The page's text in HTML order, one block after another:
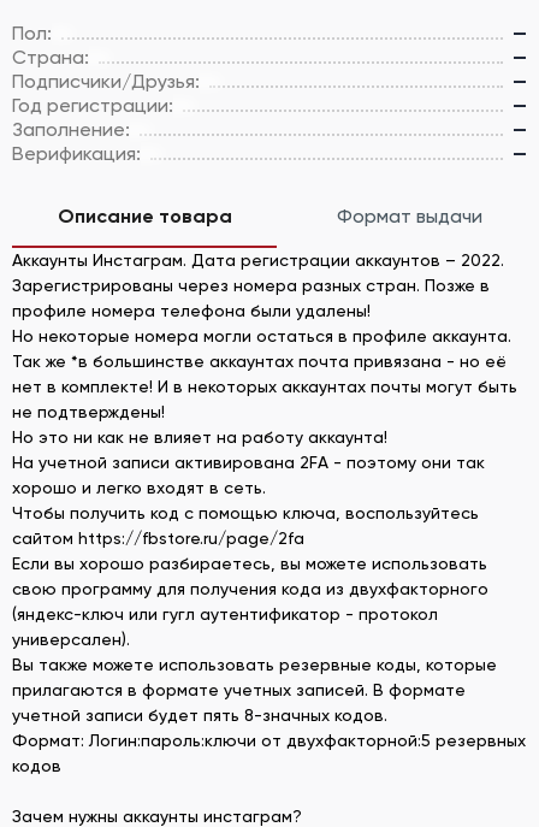
Пол:
—
Страна:
—
Подписчики/Друзья:
—
Год регистрации:
—
Заполнение:
—
Верификация:
—
Описание товара Формат выдачи
Аккаунты Инстаграм. Дата регистрации аккаунтов – 2022.
Зарегистрированы через номера разных стран. Позже в
профиле номера телефона были удалены!
Но некоторые номера могли остаться в профиле аккаунта.
Так же *в большинстве аккаунтах почта привязана - но её
нет в комплекте! И в некоторых аккаунтах почты могут быть
не подтверждены!
Но это ни как не влияет на работу аккаунта!
На учетной записи активирована 2FA - поэтому они так
хорошо и легко входят в сеть.
Чтобы получить код с помощью ключа, воспользуйтесь
сайтом https://fbstore.ru/page/2fa
Если вы хорошо разбираетесь, вы можете использовать
свою программу для получения кода из двухфакторного
(яндекс-ключ или гугл аутентификатор - протокол
универсален).
Вы также можете использовать резервные коды, которые
прилагаются в формате учетных записей. В формате
учетной записи будет пять 8-значных кодов.
Формат: Логин:пароль:ключи от двухфакторной:5 резервных
кодов
Зачем нужны аккаунты инстаграм?